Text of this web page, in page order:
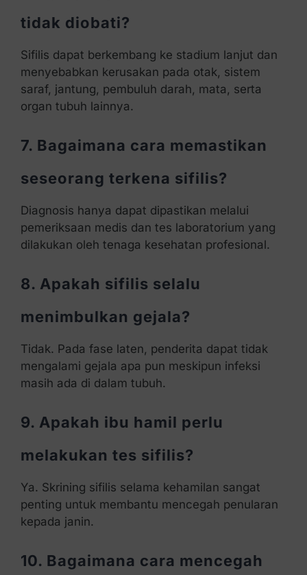
tidak diobati?
Sifilis dapat berkembang ke stadium lanjut dan
menyebabkan kerusakan pada otak, sistem
saraf, jantung, pembuluh darah, mata, serta
organ tubuh lainnya.
7. Bagaimana cara memastikan
seseorang terkena sifilis?
Diagnosis hanya dapat dipastikan melalui
pemeriksaan medis dan tes laboratorium yang
dilakukan oleh tenaga kesehatan profesional.
8. Apakah sifilis selalu
menimbulkan gejala?
Tidak. Pada fase laten, penderita dapat tidak
mengalami gejala apa pun meskipun infeksi
masih ada di dalam tubuh.
9. Apakah ibu hamil perlu
melakukan tes sifilis?
Ya. Skrining sifilis selama kehamilan sangat
penting untuk membantu mencegah penularan
kepada janin.
10. Bagaimana cara mencegah